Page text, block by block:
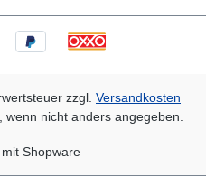
zzgl. Versandkosten
nicht anders angegeben.
Shopware